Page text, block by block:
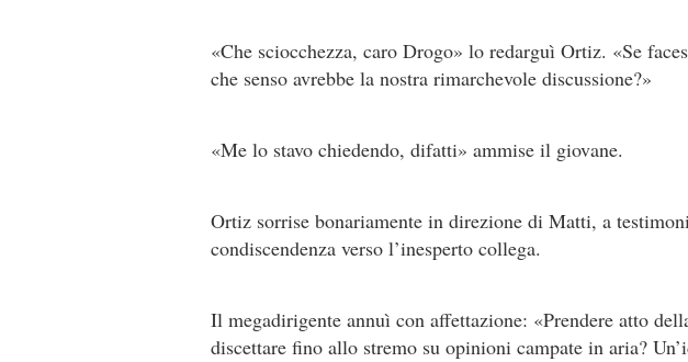
«Che sciocchezza, caro Drogo» lo redarguì Ortiz. «Se
che senso avrebbe la nostra rimarchevole discussione?»
«Me lo stavo chiedendo, difatti» ammise il giovane.
Ortiz sorrise bonariamente in direzione di Matti, a
condiscendenza verso l’inesperto collega.
Il megadirigente annuì con affettazione: «Prendere atto
discettare fino allo stremo su opinioni campate in aria?